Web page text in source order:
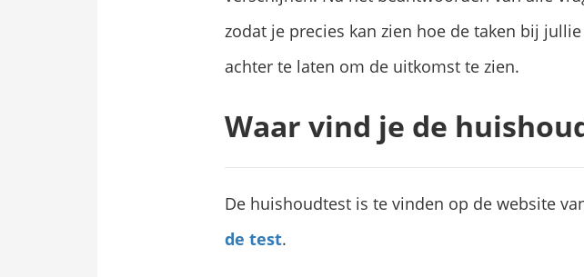
zodat je precies kan zien hoe de taken bij
achter te laten om de uitkomst te zien.
Waar vind je de
De huishoudtest is te vinden op de website
de test.